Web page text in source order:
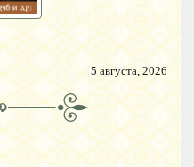
5 августа, 2026